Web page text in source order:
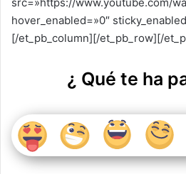
hover_enabled=»0″
[/et_pb_column][/et_pb_row][/
¿ Qué te ha